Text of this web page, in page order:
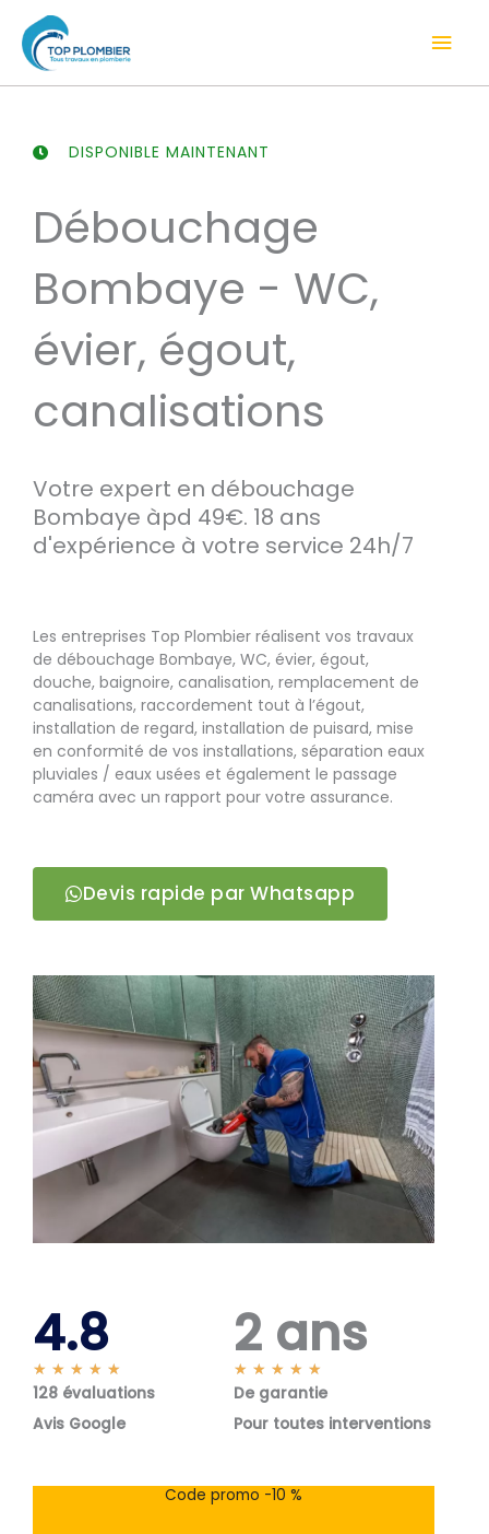
contenu
DISPONIBLE MAINTENANT
Débouchage
Bombaye - WC,
évier, égout,
canalisations
Votre expert en débouchage
Bombaye àpd 49€. 18 ans
d'expérience à votre service 24h/7
Les entreprises Top Plombier réalisent vos travaux
de débouchage Bombaye, WC, évier, égout,
douche, baignoire, canalisation, remplacement de
canalisations, raccordement tout à l’égout,
installation de regard, installation de puisard, mise
en conformité de vos installations, séparation eaux
pluviales / eaux usées et également le passage
caméra avec un rapport pour votre assurance.
Devis rapide par Whatsapp
4.8
★ ★ ★ ★ ★
o
s
128 évaluations
Avis Google
2 ans
★ ★ ★ ★ ★
o
s
De garantie
Pour toutes interventions
Code promo -10 %